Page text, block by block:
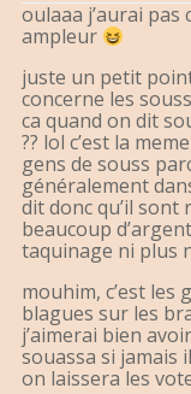
oulaaa j’aurai
ampleur
juste un petit
concerne les
ca quand on dit
?? lol c’est la
gens de souss
généralement
dit donc qu’il sont
beaucoup
taquinage ni plus
mouhim, c’est les
blagues sur les
j’aimerai bien
souassa si jamais
on laissera les